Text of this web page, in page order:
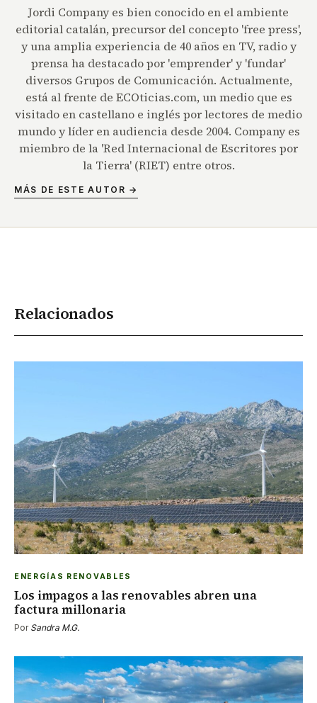
Jordi Company es bien conocido en el ambiente
editorial catalán, precursor del concepto 'free press',
y una amplia experiencia de 40 años en TV, radio y
prensa ha destacado por 'emprender' y 'fundar'
diversos Grupos de Comunicación. Actualmente,
está al frente de ECOticias.com, un medio que es
visitado en castellano e inglés por lectores de medio
mundo y líder en audiencia desde 2004. Company es
miembro de la 'Red Internacional de Escritores por
la Tierra' (RIET) entre otros.
MÁS DE ESTE AUTOR →
Relacionados
ENERGÍAS RENOVABLES
Los impagos a las renovables abren una
factura millonaria
Por Sandra M.G.